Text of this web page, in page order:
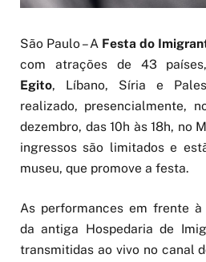
São Paulo – A Festa do
com atrações de 43
Egito, Líbano, Síria e
realizado, presencialmente,
dezembro, das 10h às 18h, no
ingressos são limitados e
museu, que promove a festa.
As performances em frente
da antiga Hospedaria de
transmitidas ao vivo no canal